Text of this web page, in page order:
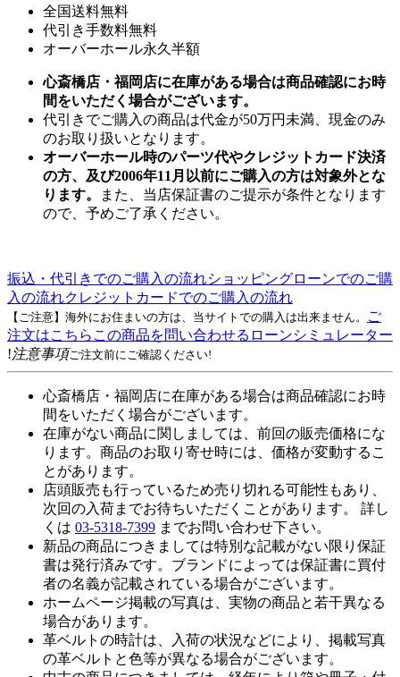
全国送料無料
代引き手数料無料
オーバーホール永久半額
心斎橋店・福岡店に在庫がある場合は商品確認にお時
間をいただく場合がございます。
代引きでご購入の商品は代金が50万円未満、現金のみ
のお取り扱いとなります。
オーバーホール時のパーツ代やクレジットカード決済
の方、及び2006年11月以前にご購入の方は対象外とな
ります。
また、当店保証書のご提示が条件となります
ので、予めご了承ください。
振込・代引きでのご購入の流れショッピングローンでのご購
入の流れクレジットカードでのご購入の流れ
【ご注意】海外にお住まいの方は、当サイトでの購入は出来ません。
ご
注文はこちら この商品を問い合わせる ローンシミュレーター
!注意事項ご注文前にご確認ください!
心斎橋店・福岡店に在庫がある場合は商品確認にお時
間をいただく場合がございます。
在庫がない商品に関しましては、前回の販売価格にな
ります。商品のお取り寄せ時には、価格が変動するこ
とがあります。
店頭販売も行っているため売り切れる可能性もあり、
次回の入荷までお待ちいただくことがあります。 詳し
くは 03-5318-7399 までお問い合わせ下さい。
新品の商品につきましては特別な記載がない限り保証
書は発行済みです。ブランドによっては保証書に買付
者の名義が記載されている場合がございます。
ホームページ掲載の写真は、実物の商品と若干異なる
場合があります。
革ベルトの時計は、入荷の状況などにより、掲載写真
の革ベルトと色等が異なる場合がございます。